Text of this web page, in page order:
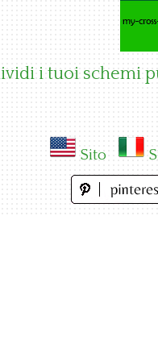
i tuoi schemi
Sito